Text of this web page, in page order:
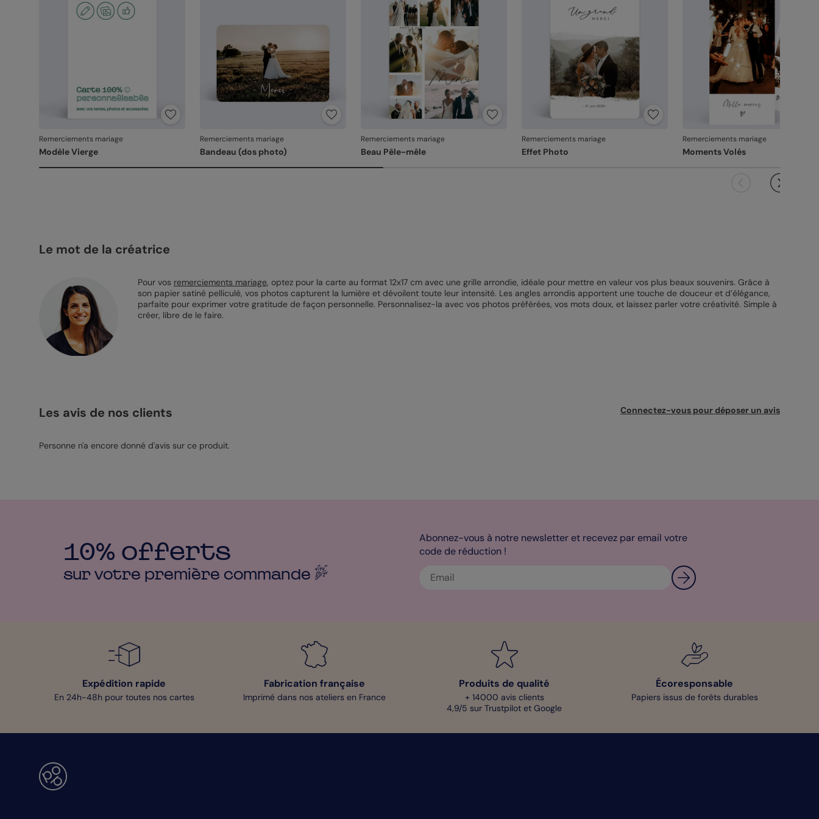
produit ne pourra pas être repris.
Remerciements mariage
Modèle Vierge
Remerciements mariage
Bandeau (dos photo)
Remerciements mariage
Beau Pêle-mêle
Remerciements mariage
Effet Photo
Remerciements mariage
Moments Volés
Le mot de la créatrice
Pour vos remerciements mariage, optez pour la carte au format 12x17 cm avec une grille arrondie, idéale pour mettre en valeur vos plus beaux souvenirs. Grâce à
son papier satiné pelliculé, vos photos capturent la lumière et dévoilent toute leur intensité. Les angles arrondis apportent une touche de douceur et d’élégance,
parfaite pour exprimer votre gratitude de façon personnelle. Personnalisez-la avec vos photos préférées, vos mots doux, et laissez parler votre créativité. Simple à
créer, libre de le faire.
Les avis de nos clients Connectez-vous pour déposer un avis
Personne n'a encore donné d'avis sur ce produit.
10% offerts
sur votre première commande
Abonnez-vous à notre newsletter et recevez par email votre
code de réduction !
Expédition rapide
En 24h-48h pour toutes nos cartes
Fabrication française
Imprimé dans nos ateliers en France
Produits de qualité
+ 14000 avis clients
4,9/5 sur Trustpilot et Google
Écoresponsable
Papiers issus de forêts durables